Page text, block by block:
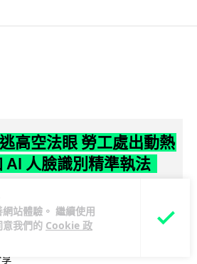
站體驗。 繼續使用
意我們的 Cookie 政
高空法眼 勞工處出動熱
AI 人臉識別精準執法
頭的小型無人機進行高空巡邏以打擊
於未來一年內引入 AI 人臉識別與行為
進一...
閱讀全文